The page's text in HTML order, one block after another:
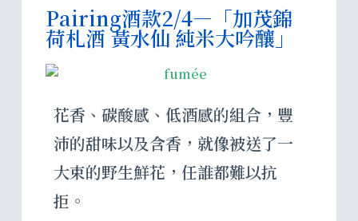
Pairing酒款2/4—「加茂錦
荷札酒 黃水仙 純米大吟釀」
花香、碳酸感、低酒感的組合，豐
沛的甜味以及含香，就像被送了一
大束的野生鮮花，任誰都難以抗
拒。